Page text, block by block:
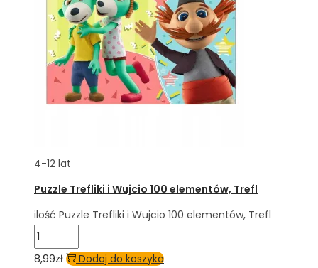
4-12 lat
Puzzle Trefliki i Wujcio 100 elementów, Trefl
ilość Puzzle Trefliki i Wujcio 100 elementów, Trefl
8,99zł
Dodaj do koszyka